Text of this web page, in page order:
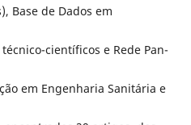
Base de Dados em
científicos e Rede Pan-
em Engenharia Sanitária e